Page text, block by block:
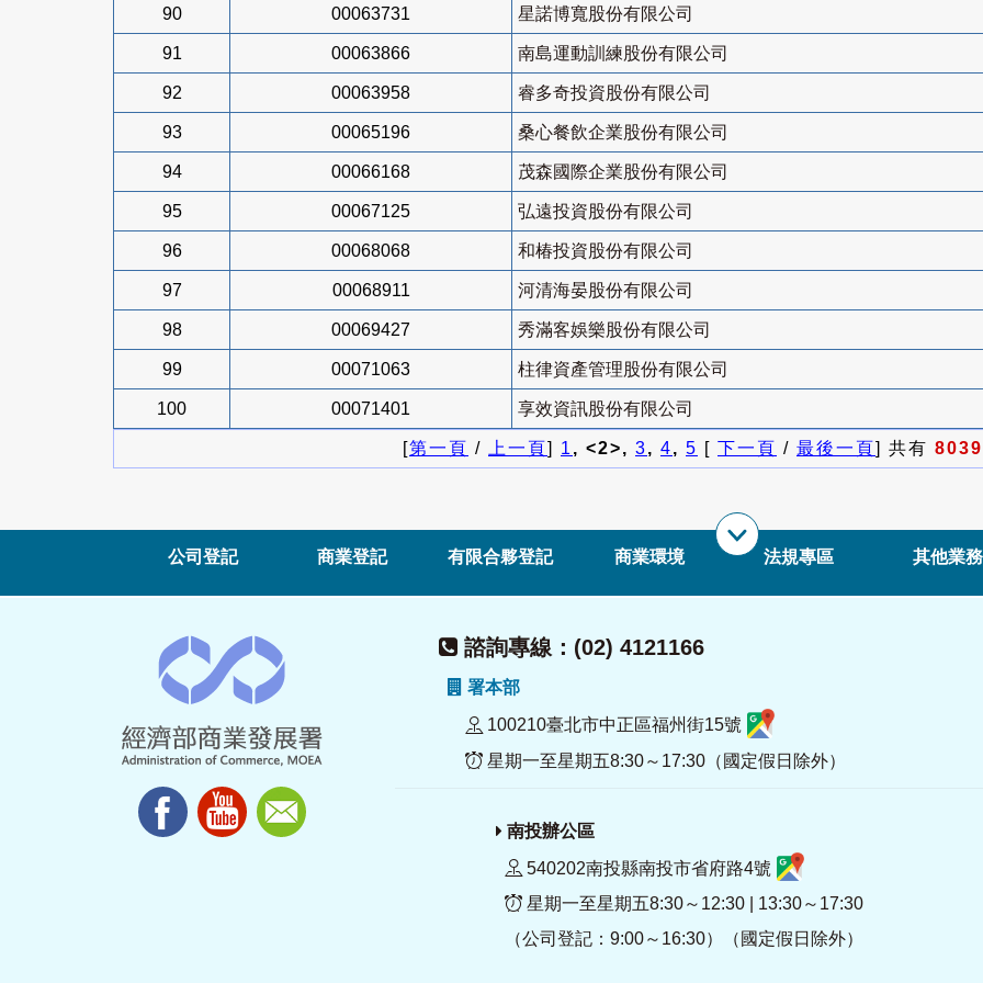
90 00063731 星諾博寬股份有限公司
91 00063866 南島運動訓練股份有限公司
92 00063958 睿多奇投資股份有限公司
93 00065196 桑心餐飲企業股份有限公司
94 00066168 茂森國際企業股份有限公司
95 00067125 弘遠投資股份有限公司
96 00068068 和椿投資股份有限公司
97 00068911 河清海晏股份有限公司
98 00069427 秀滿客娛樂股份有限公司
99 00071063 柱律資產管理股份有限公司
100 00071401 享效資訊股份有限公司
[第一頁 / 上一頁] 1, <2>, 3, 4, 5 [ 下一頁 / 最後一頁] 共有 8039
公司登記 商業登記 有限合夥登記 商業環境 法規專區 其他業務
諮詢專線：(02) 4121166
署本部
100210臺北市中正區福州街15號
星期一至星期五8:30～17:30（國定假日除外）
南投辦公區
540202南投縣南投市省府路4號
星期一至星期五8:30～12:30 | 13:30～17:30
（公司登記：9:00～16:30）（國定假日除外）